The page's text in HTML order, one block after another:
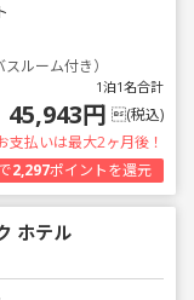
ルーム付き）
1泊1名合計
45,943円 (税込)
支払いは最大2ヶ月後！
2,297ポイントを還元
ホテル